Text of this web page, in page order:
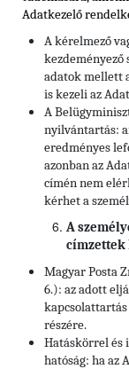
Adatkezelő
A kérelmező
kezdeményező
adatok mellett
is kezeli az
A
nyilvántartás:
eredményes
azonban az
címén nem
kérhet a
A
Magyar Posta
6.): az adott
részére.
Hatáskörrel és
hatóság: ha az